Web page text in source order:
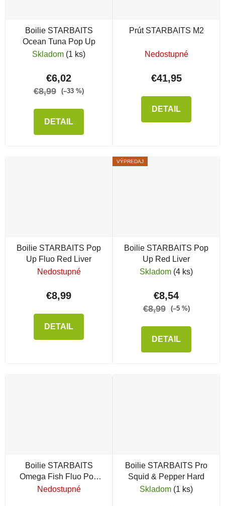
Boilie STARBAITS
Ocean Tuna Pop Up
Skladom (1 ks)
€6,02
€8,99 (–33 %)
DETAIL
Prút STARBAITS M2
Nedostupné
€41,95
DETAIL
Boilie STARBAITS Pop
Up Fluo Red Liver
Nedostupné
€8,99
DETAIL
VÝPREDAJ
Boilie STARBAITS Pop
Up Red Liver
Skladom (4 ks)
€8,54
€8,99 (–5 %)
DETAIL
Boilie STARBAITS
Omega Fish Fluo Pop
Up
Nedostupné
Boilie STARBAITS Pro
Squid & Pepper Hard
Skladom (1 ks)